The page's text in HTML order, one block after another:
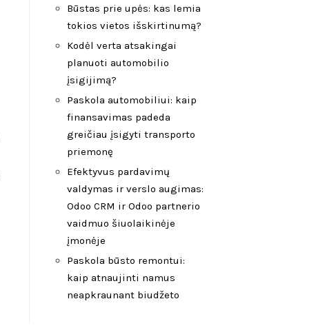
Būstas prie upės: kas lemia
tokios vietos išskirtinumą?
Kodėl verta atsakingai
planuoti automobilio
įsigijimą?
Paskola automobiliui: kaip
finansavimas padeda
greičiau įsigyti transporto
priemonę
Efektyvus pardavimų
valdymas ir verslo augimas:
Odoo CRM ir Odoo partnerio
vaidmuo šiuolaikinėje
įmonėje
Paskola būsto remontui:
kaip atnaujinti namus
neapkraunant biudžeto